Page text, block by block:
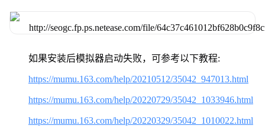
如果安装后模拟器启动失败，可参考以下教程:
https://mumu.163.com/help/20210512/35042_947013.html
https://mumu.163.com/help/20220729/35042_1033946.html
https://mumu.163.com/help/20220329/35042_1010022.html